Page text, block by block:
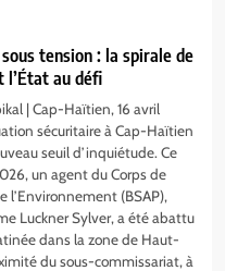
tension : la spirale de
l’État au défi
| Cap-Haïtien, 16 avril
sécuritaire à Cap-Haïtien
seuil d’inquiétude. Ce
un agent du Corps de
l’Environnement (BSAP),
Luckner Sylver, a été abattu
dans la zone de Haut-
du sous-commissariat, à
Lafond triomphe à
House of Challenge
– Le Barreau du
vole au secours des
à la prison et à